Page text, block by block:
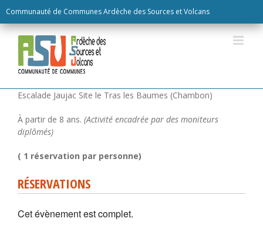
Communauté de Communes Ardèche des Sources et Volcans
RÉSERVATIONS
Cet évènement est complet.
to
content
Escalade Jaujac Site le Tras les Baumes (Chambon)
À partir de 8 ans. (Activité encadrée par des moniteurs
diplômés)
( 1 réservation par personne)
RÉSERVATIONS
Cet évènement est complet.